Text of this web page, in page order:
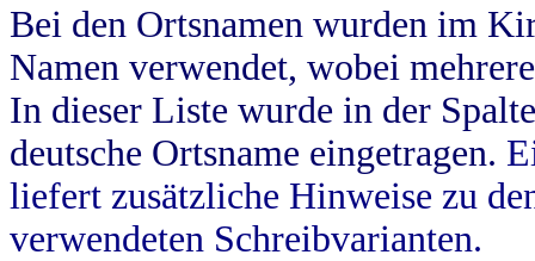
Bei den Ortsnamen wurden im
Namen verwendet, wobei
In dieser Liste wurde in der
deutsche Ortsname eingetragen.
liefert zusätzliche Hinweise zu
verwendeten Schreibvarianten.